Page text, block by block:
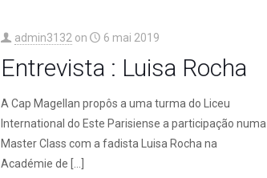
admin3132 on 6 mai 2019
Entrevista : Luisa Rocha
A Cap Magellan propôs a uma turma do Liceu
International do Este Parisiense a participação numa
Master Class com a fadista Luisa Rocha na
Académie de